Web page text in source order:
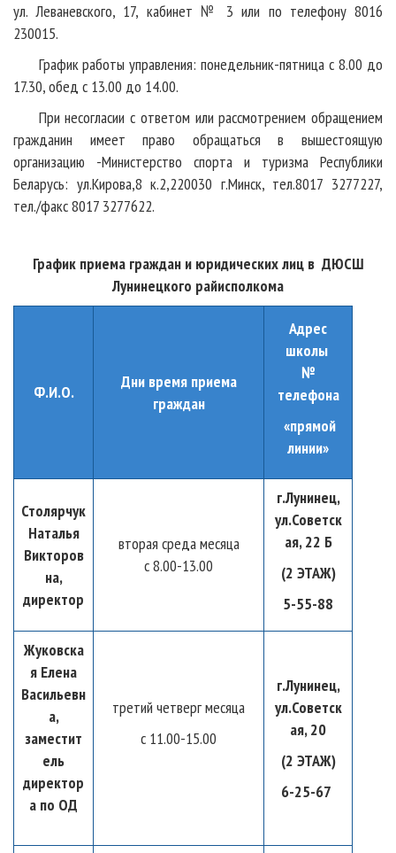
ул. Леваневского, 17, кабинет № 3 или по телефону 8016
230015.
График работы управления: понедельник-пятница с 8.00 до
17.30, обед с 13.00 до 14.00.
При несогласии с ответом или рассмотрением обращением
гражданин имеет право обращаться в вышестоящую
организацию -Министерство спорта и туризма Республики
Беларусь: ул.Кирова,8 к.2,220030 г.Минск, тел.8017 3277227,
тел./факс 8017 3277622.
График приема граждан и юридических лиц в ДЮСШ
Лунинецкого райисполкома
Ф.И.О.
Дни время приема
граждан
Адрес
школы
№
телефона
«прямой
линии»
Столярчук
Наталья
Викторов
на,
директор
вторая среда месяца
с 8.00-13.00
г.Лунинец,
ул.Советск
ая, 22 Б
(2 ЭТАЖ)
5-55-88
Жуковска
я Елена
Васильевн
а,
заместит
ель
директор
а по ОД
третий четверг месяца
с 11.00-15.00
г.Лунинец,
ул.Советск
ая, 20
(2 ЭТАЖ)
6-25-67